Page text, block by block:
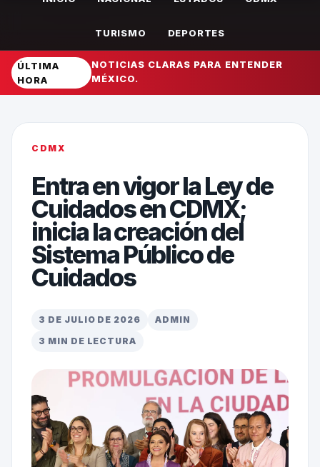
TURISMO DEPORTES
ÚLTIMA
HORA
NOTICIAS CLARAS PARA ENTENDER
MÉXICO.
CDMX
Entra en vigor la Ley de
Cuidados en CDMX;
inicia la creación del
Sistema Público de
Cuidados
3 DE JULIO DE 2026
ADMIN
3 MIN DE LECTURA